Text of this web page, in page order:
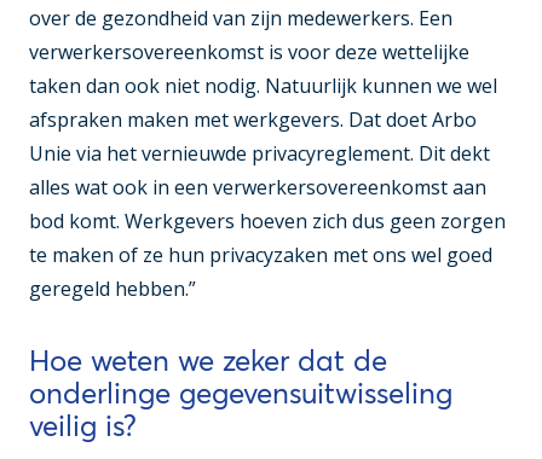
over de gezondheid van zijn medewerkers. Een
verwerkersovereenkomst is voor deze wettelijke
taken dan ook niet nodig. Natuurlijk kunnen we wel
afspraken maken met werkgevers. Dat doet Arbo
Unie via het vernieuwde privacyreglement. Dit dekt
alles wat ook in een verwerkersovereenkomst aan
bod komt. Werkgevers hoeven zich dus geen zorgen
te maken of ze hun privacyzaken met ons wel goed
geregeld hebben.”
Hoe weten we zeker dat de
onderlinge gegevensuitwisseling
veilig is?